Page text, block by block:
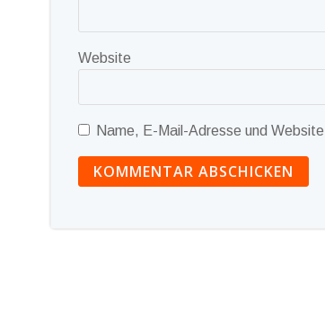
Website
Name, E-Mail-Adresse und